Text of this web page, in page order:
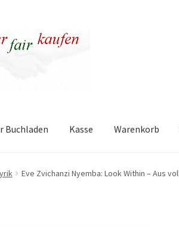
Buchladen Kasse Warenkorb
Eve Zvichanzi Nyemba: Look Within – Aus